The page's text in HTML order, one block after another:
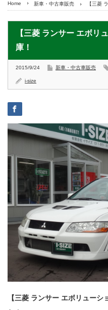
Home 新車・中古車販売 【三菱
【三菱 ランサー エボリ
庫！
2015/9/24 新車・中古車販売
i-size
【三菱 ランサー エボリューシ